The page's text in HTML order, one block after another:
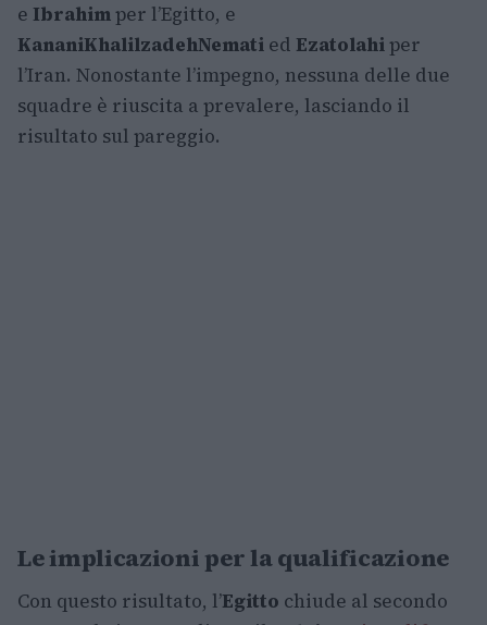
e Ibrahimper l’Egitto, e
KananiKhalilzadehNemati ed Ezatolahiper
l’Iran. Nonostante l’impegno, nessuna delle due
squadre è riuscita a prevalere, lasciando il
risultato sul pareggio.
Le implicazioni per la qualificazione
Con questo risultato, l’Egitto chiude al secondo